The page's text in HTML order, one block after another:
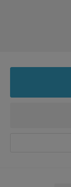
渦巻きがとってもか